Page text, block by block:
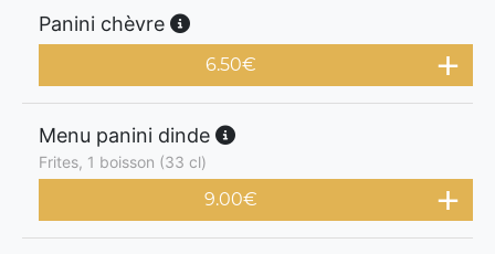
Panini chèvre
6.50€
Menu panini dinde
Frites, 1 boisson (33 cl)
9.00€